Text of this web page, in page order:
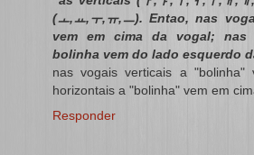
(ㅗ,ㅛ,ㅜ,ㅠ,ㅡ). Entao, nas
vem em cima da vogal; nas
bolinha vem do lado esquerdo
nas vogais verticais a
horizontais a "bolinha" vem em
Responder